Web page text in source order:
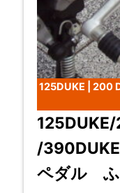
125DUKE | 200
/
ペダル ふ